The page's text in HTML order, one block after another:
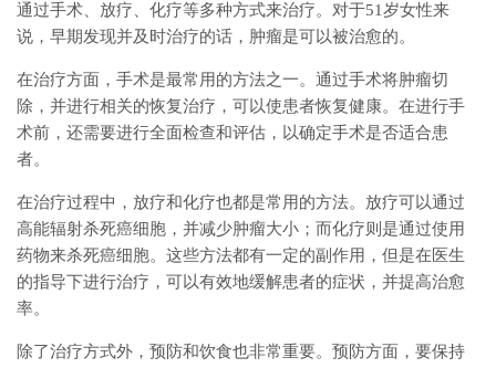
通过手术、放疗、化疗等多种方式来治疗。对于51岁女性来
说，早期发现并及时治疗的话，肿瘤是可以被治愈的。
在治疗方面，手术是最常用的方法之一。通过手术将肿瘤切
除，并进行相关的恢复治疗，可以使患者恢复健康。在进行手
术前，还需要进行全面检查和评估，以确定手术是否适合患
者。
在治疗过程中，放疗和化疗也都是常用的方法。放疗可以通过
高能辐射杀死癌细胞，并减少肿瘤大小；而化疗则是通过使用
药物来杀死癌细胞。这些方法都有一定的副作用，但是在医生
的指导下进行治疗，可以有效地缓解患者的症状，并提高治愈
率。
除了治疗方式外，预防和饮食也非常重要。预防方面，要保持